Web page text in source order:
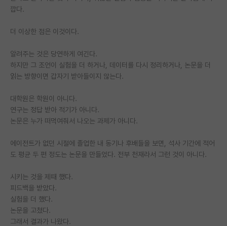
깝다.
더 이상한 점은 이것이다.
알려주는 것은 당연하게 여긴다.
하지만 그 조언이 실험을 더 하거나, 데이터를 다시 정리하거나, 논문을 더
읽는 방향이면 갑자기 받아들이지 않는다.
대학원은 학원이 아니다.
연구는 정답 받아 적기가 아니다.
논문은 누가 떠먹여줘서 나오는 과제가 아니다.
에이전트가 없던 시절에 졸업한 내 동기나 후배들을 보면, 석사 기간에 적어
도 평균 두 편 정도는 논문을 만들었다. 전부 천재라서 그런 것이 아니다.
시키는 것을 제때 했다.
피드백을 받았다.
실험을 더 했다.
논문을 고쳤다.
그래서 결과가 나왔다.